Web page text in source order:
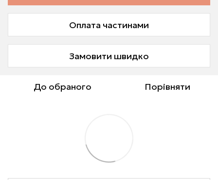
Оплата частинами
Замовити швидко
До обраного Порівняти